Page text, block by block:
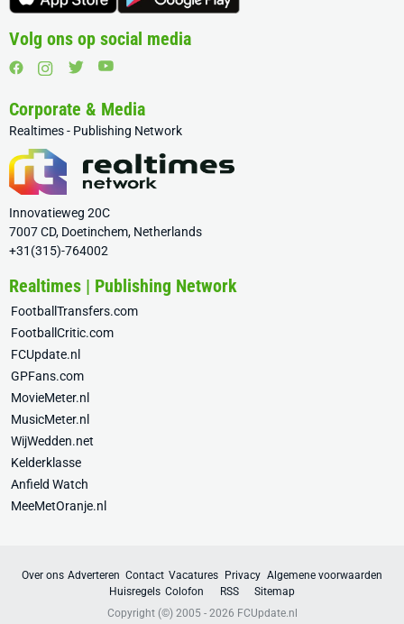
Volg ons op social media
Corporate & Media
Realtimes - Publishing Network
Innovatieweg 20C
7007 CD, Doetinchem, Netherlands
+31(315)-764002
Realtimes | Publishing Network
FootballTransfers.com
FootballCritic.com
FCUpdate.nl
GPFans.com
MovieMeter.nl
MusicMeter.nl
WijWedden.net
Kelderklasse
Anfield Watch
MeeMetOranje.nl
Over ons Adverteren Contact Vacatures Privacy Algemene voorwaarden
Huisregels Colofon RSS
Sitemap
Copyright (©) 2005 - 2026 FCUpdate.nl